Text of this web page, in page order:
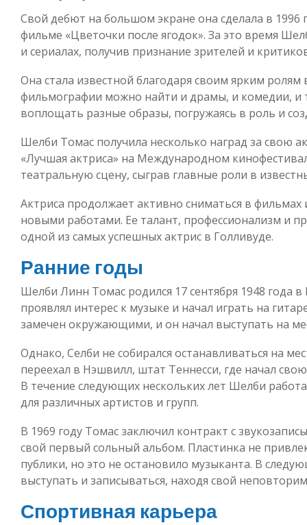
Свой дебют на большом экране она сделала в 1996
фильме «Цветочки после ягодок». За это время
и сериалах, получив признание зрителей и
Она стала известной благодаря своим ярким
фильмографии можно найти и драмы, и комедии, и
воплощать разные образы, погружаясь в роль и
Шелби Томас получила несколько наград за свою
«Лучшая актриса» на Международном
театральную сцену, сыграв главные роли в
Актриса продолжает активно сниматься в фильмах
новыми работами. Ее талант, профессионализм и
одной из самых успешных актрис в Голливуде.
Ранние годы
Шелби Линн Томас родился 17 сентября 1948 года
проявлял интерес к музыке и начал играть на
замечен окружающими, и он начал выступать на
Однако, Селби не собирался останавливаться на
переехал в Нэшвилл, штат Теннесси, где начал
В течение следующих нескольких лет Шелби
для различных артистов и групп.
В 1969 году Томас заключил контракт с
свой первый сольный альбом. Пластинка не
публики, но это не остановило музыканта. В
выступать и записываться, находя свой
Спортивная карьера